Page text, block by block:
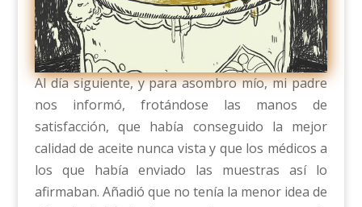
Al día siguiente, y para asombro mío, mi padre
nos informó, frotándose las manos de
satisfacción, que había conseguido la mejor
calidad de aceite nunca vista y que los médicos a
los que había enviado las muestras así lo
afirmaban. Añadió que no tenía la menor idea de